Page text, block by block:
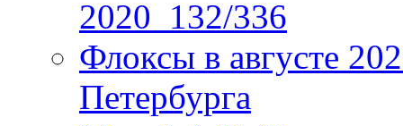
2020_132/336
Флоксы в августе
Петербурга